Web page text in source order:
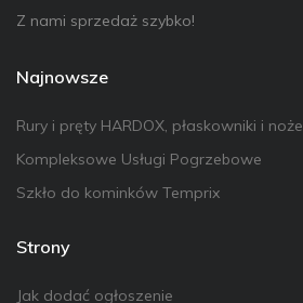
Z nami sprzedaż szybko!
Najnowsze
Rury i pręty HARDOX, płaskowniki i noże
Kompleksowe Usługi Pogrzebowe
Szkło do kominków Temprix
Strony
Jak dodać ogłoszenie